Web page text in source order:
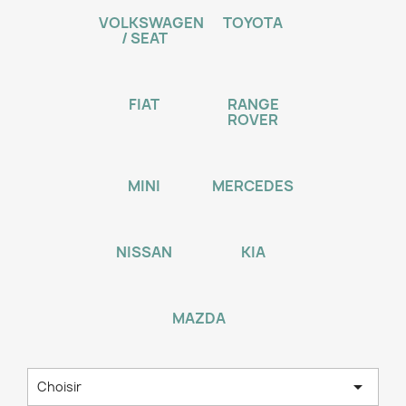
VOLKSWAGEN
/ SEAT
TOYOTA
FIAT RANGE
ROVER
MINI MERCEDES
NISSAN KIA
MAZDA
Choisir 